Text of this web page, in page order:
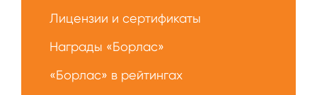
Лицензии и сертификаты
Награды «Борлас»
«Борлас» в рейтингах